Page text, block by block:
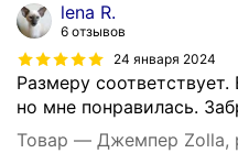
lena R.
6 отзывов
24 января 2024
Размеру
но мне понравилась.
Товар — Джемпер Zolla,